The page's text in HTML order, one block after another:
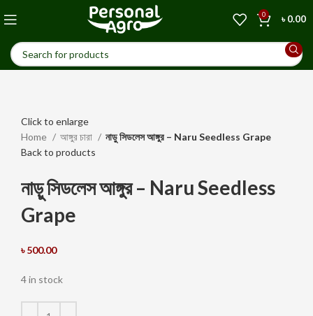
0 ৳0.00
Click to enlarge
Home
আঙ্গুর চারা
নাড়ু সিডলেস আঙ্গুর – Naru Seedless Grape
Back to products
নাড়ু সিডলেস আঙ্গুর – Naru Seedless
Grape
৳500.00
4 in stock